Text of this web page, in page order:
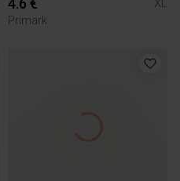
4.6 €
XL
Primark